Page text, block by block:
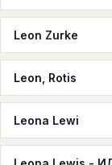
Leon Zurke
Leon, Rotis
Leona Lewi